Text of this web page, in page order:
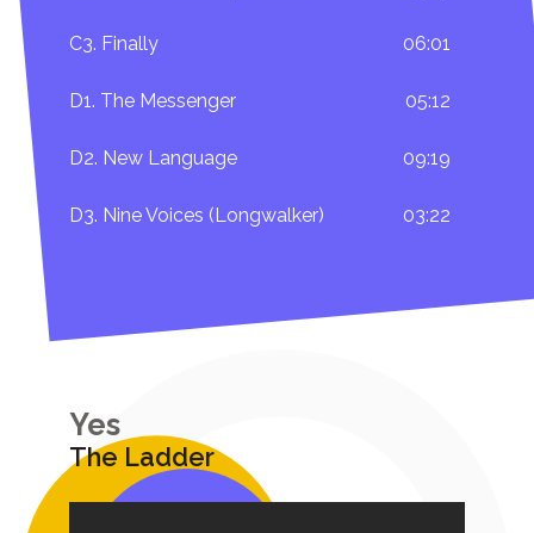
C3. Finally 06:01
D1. The Messenger 05:12
D2. New Language 09:19
D3. Nine Voices (Longwalker) 03:22
Yes
The Ladder